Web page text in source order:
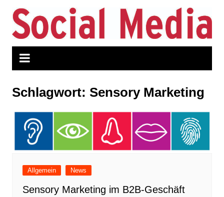
Inhalt
springen
Schlagwort: Sensory Marketing
Allgemein News
Sensory Marketing im B2B-Geschäft